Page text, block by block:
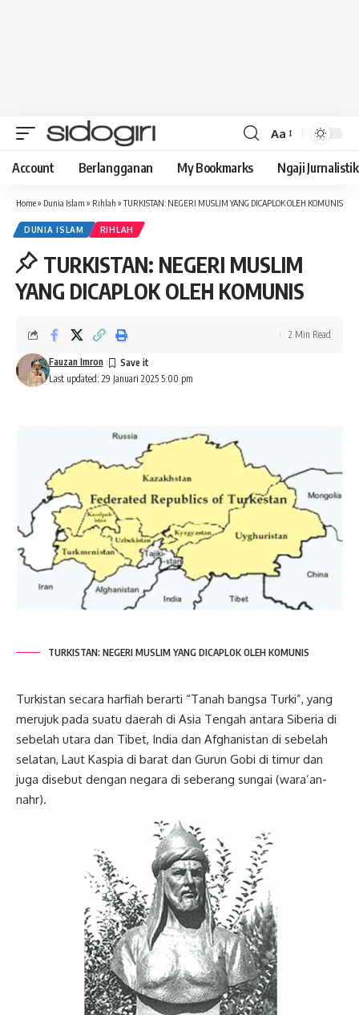
Font
Resizer
Aa
Account Berlangganan My Bookmarks Ngaji Jurnalistik
Home» Dunia Islam » Rihlah »TURKISTAN: NEGERI MUSLIM YANG DICAPLOK OLEH KOMUNIS
DUNIA ISLAM RIHLAH
TURKISTAN: NEGERI MUSLIM
YANG DICAPLOK OLEH KOMUNIS
Last updated: 29 Januari 2025 5:00 pm
Fauzan Imron
2 Min Read
TURKISTAN: NEGERI MUSLIM YANG DICAPLOK OLEH KOMUNIS
Turkistan secara harfiah berarti “Tanah bangsa Turki”, yang
merujuk pada suatu daerah di Asia Tengah antara Siberia di
sebelah utara dan Tibet, India dan Afghanistan di sebelah
selatan, Laut Kaspia di barat dan Gurun Gobi di timur dan
juga disebut dengan negara di seberang sungai (wara’an-
nahr).